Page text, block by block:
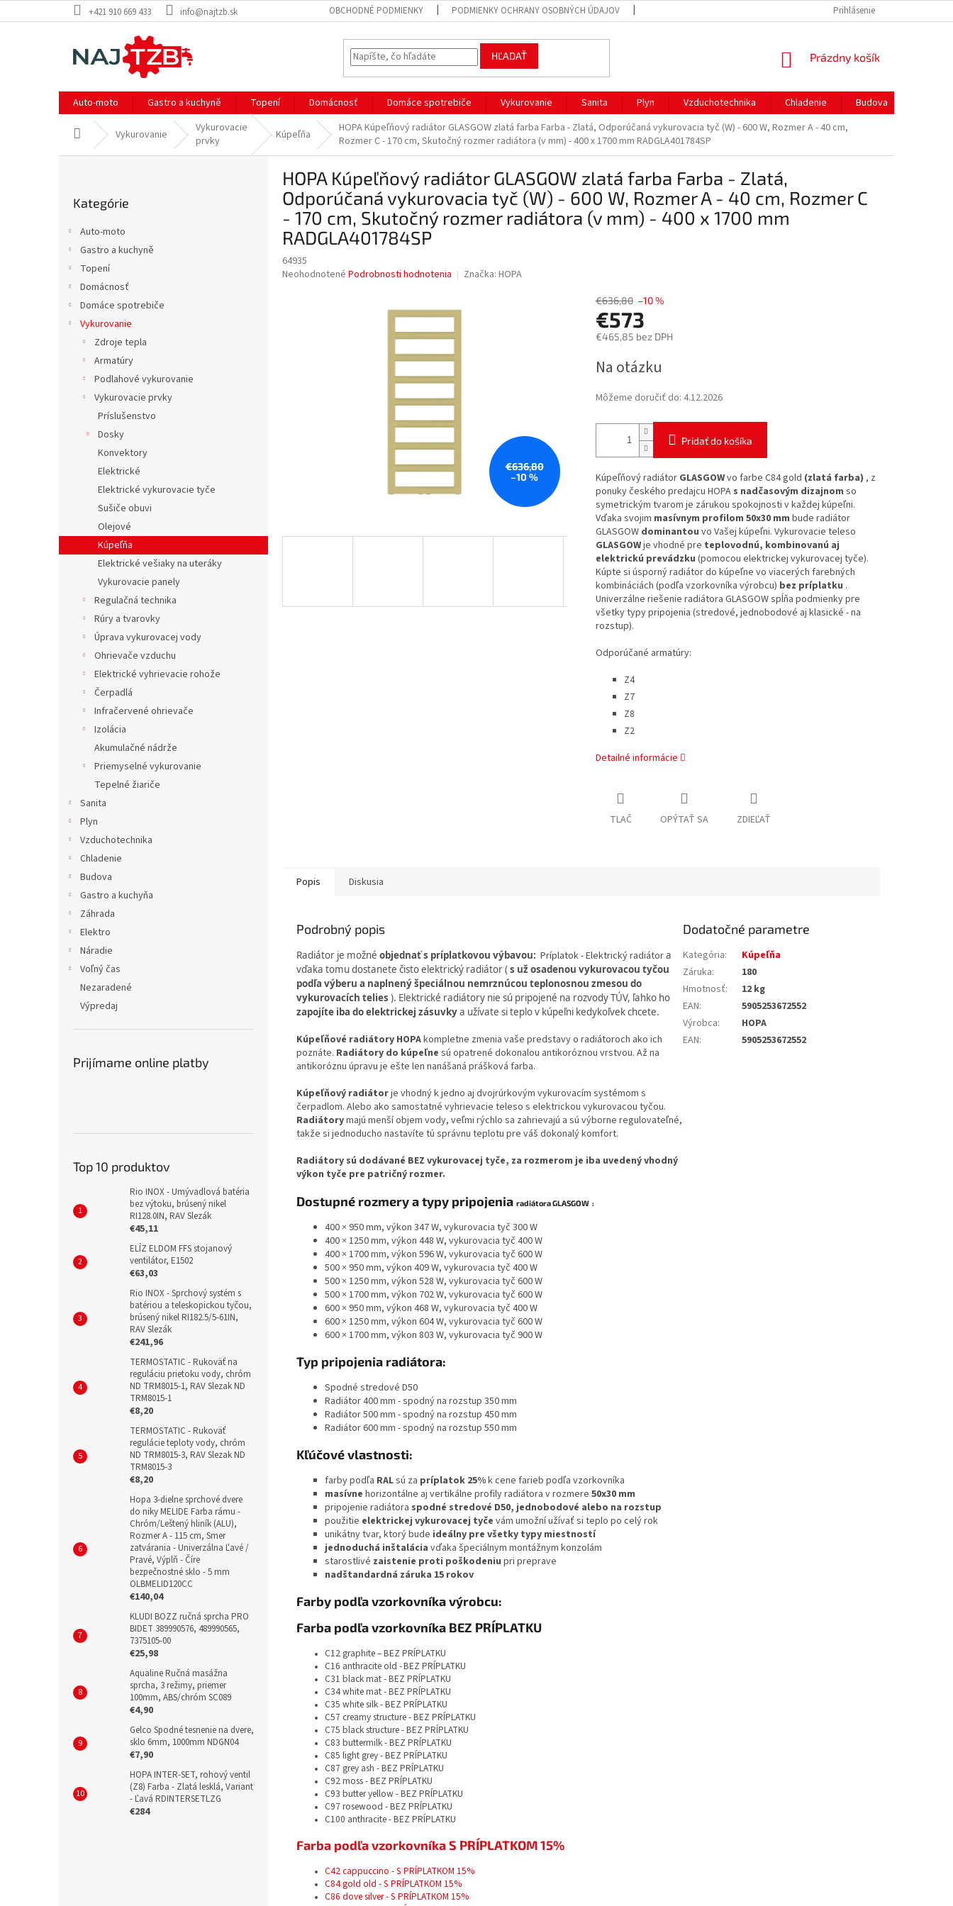
na
+421 910 669 433 info@najtzb.sk OBCHODNÉ PODMIENKY PODMIENKY OCHRANY OSOBNÝCH ÚDAJOV PREPRAVA A PLATBYPrihlásenie
HĽADAŤ
NÁKUPNÝ
Prázdny košík
Auto-moto Gastro a kuchyně Topení Domácnosť Domáce spotrebiče Vykurovanie Sanita Plyn Vzduchotechnika Chladenie Budova
DomovVykurovanie
Vykurovacie
prvky
Kúpeľňa
HOPA Kúpeľňový radiátor GLASGOW zlatá farba Farba - Zlatá, Odporúčaná vykurovacia tyč (W) - 600 W, Rozmer A - 40 cm,
Rozmer C - 170 cm, Skutočný rozmer radiátora (v mm) - 400 x 1700 mm RADGLA401784SP
kategórie
Kategórie
Auto-moto
Gastro a kuchyně
Topení
Domácnosť
Domáce spotrebiče
Vykurovanie
Zdroje tepla
Armatúry
Podlahové vykurovanie
Vykurovacie prvky
Príslušenstvo
Dosky
Konvektory
Elektrické
Elektrické vykurovacie tyče
Sušiče obuvi
Olejové
Kúpeľňa
Elektrické vešiaky na uteráky
Vykurovacie panely
Regulačná technika
Rúry a tvarovky
Úprava vykurovacej vody
Ohrievače vzduchu
Elektrické vyhrievacie rohože
Čerpadlá
Infračervené ohrievače
Izolácia
Akumulačné nádrže
Priemyselné vykurovanie
Tepelné žiariče
Sanita
Plyn
Vzduchotechnika
Chladenie
Budova
Gastro a kuchyňa
Záhrada
Elektro
Náradie
Voľný čas
Nezaradené
Výpredaj
Prijímame online platby
Top 10 produktov
Rio INOX - Umývadlová batéria
bez výtoku, brúsený nikel
RI128.0IN, RAV Slezák
€45,11
ELÍZ ELDOM FFS stojanový
ventilátor, E1502
€63,03
Rio INOX - Sprchový systém s
batériou a teleskopickou tyčou,
brúsený nikel RI182.5/5-61IN,
RAV Slezák
€241,96
TERMOSTATIC - Rukoväť na
reguláciu prietoku vody, chróm
ND TRM8015-1, RAV Slezak ND
TRM8015-1
€8,20
TERMOSTATIC - Rukoväť
regulácie teploty vody, chróm
ND TRM8015-3, RAV Slezak ND
TRM8015-3
€8,20
Hopa 3-dielne sprchové dvere
do niky MELIDE Farba rámu -
Chróm/Leštený hliník (ALU),
Rozmer A - 115 cm, Smer
zatvárania - Univerzálna Ľavé /
Pravé, Výplň - Číre
bezpečnostné sklo - 5 mm
OLBMELID120CC
€140,04
KLUDI BOZZ ručná sprcha PRO
BIDET 389990576, 489990565,
7375105-00
€25,98
Aqualine Ručná masážna
sprcha, 3 režimy, priemer
100mm, ABS/chróm SC089
€4,90
Gelco Spodné tesnenie na dvere,
sklo 6mm, 1000mm NDGN04
€7,90
HOPA INTER-SET, rohový ventil
(Z8) Farba - Zlatá lesklá, Variant
- Ľavá RDINTERSETLZG
€284
HOPA Kúpeľňový radiátor GLASGOW zlatá farba Farba - Zlatá,
Odporúčaná vykurovacia tyč (W) - 600 W, Rozmer A - 40 cm, Rozmer C
- 170 cm, Skutočný rozmer radiátora (v mm) - 400 x 1700 mm
RADGLA401784SP
64935
Priemerné
Neohodnotené Podrobnosti hodnotenia Značka: HOPA
€636,80
–10 %
€636,80 –10 %
€573
€465,85 bez DPH
cena:
Na otázku
Môžeme doručiť do: 4.12.2026
Pridať do košíka
Kúpeľňový radiátor GLASGOWvo farbe C84 gold (zlatá farba) , z
ponuky českého predajcu HOPA s nadčasovým dizajnom so
symetrickým tvarom je zárukou spokojnosti v každej kúpeľni.
Vďaka svojim masívnym profilom 50x30 mm bude radiátor
GLASGOW dominantou vo Vašej kúpeľni. Vykurovacie teleso
GLASGOWje vhodné pre teplovodnú, kombinovanú aj
elektrickú prevádzku (pomocou elektrickej vykurovacej tyče).
Kúpte si úsporný radiátor do kúpeľne vo viacerých farebných
kombináciách (podľa vzorkovníka výrobcu) bez príplatku .
Univerzálne riešenie radiátora GLASGOW spĺňa podmienky pre
všetky typy pripojenia (stredové, jednobodové aj klasické - na
rozstup).
Odporúčané armatúry:
Z4
Z7
Z8
Z2
Detailné informácie
TLAČ OPÝTAŤ SA ZDIEĽAŤ
Popis Diskusia
Podrobný popis
Radiátor je možné objednať s príplatkovou výbavou: Príplatok - Elektrický radiátora
vďaka tomu dostanete čisto elektrický radiátor (s už osadenou vykurovacou tyčou
podľa výberu a naplnený špeciálnou nemrznúcou teplonosnou zmesou do
vykurovacích telies ). Elektrické radiátory nie sú pripojené na rozvody TÚV, ľahko ho
zapojíte iba do elektrickej zásuvkya užívate si teplo v kúpeľni kedykoľvek chcete.
Kúpeľňové radiátory HOPAkompletne zmenia vaše predstavy o radiátoroch ako ich
poznáte. Radiátory do kúpeľne sú opatrené dokonalou antikoróznou vrstvou. Až na
antikoróznu úpravu je ešte len nanášaná prášková farba.
Kúpeľňový radiátorje vhodný k jedno aj dvojrúrkovým vykurovacím systémom s
čerpadlom. Alebo ako samostatné vyhrievacie teleso s elektrickou vykurovacou tyčou.
Radiátorymajú menší objem vody, veľmi rýchlo sa zahrievajú a sú výborne regulovateľné,
takže si jednoducho nastavíte tú správnu teplotu pre váš dokonalý komfort.
Radiátory sú dodávané BEZ vykurovacej tyče, za rozmerom je iba uvedený vhodný
výkon tyče pre patričný rozmer.
Dostupné rozmery a typy pripojenia radiátora GLASGOW :
400 × 950 mm, výkon 347 W, vykurovacia tyč 300 W
400 × 1250 mm, výkon 448 W, vykurovacia tyč 400 W
400 × 1700 mm, výkon 596 W, vykurovacia tyč 600 W
500 × 950 mm, výkon 409 W, vykurovacia tyč 400 W
500 × 1250 mm, výkon 528 W, vykurovacia tyč 600 W
500 × 1700 mm, výkon 702 W, vykurovacia tyč 600 W
600 × 950 mm, výkon 468 W, vykurovacia tyč 400 W
600 × 1250 mm, výkon 604 W, vykurovacia tyč 600 W
600 × 1700 mm, výkon 803 W, vykurovacia tyč 900 W
Typ pripojenia radiátora:
Spodné stredové D50
Radiátor 400 mm - spodný na rozstup 350 mm
Radiátor 500 mm - spodný na rozstup 450 mm
Radiátor 600 mm - spodný na rozstup 550 mm
Kľúčové vlastnosti:
farby podľa RALsú za príplatok 25%k cene farieb podľa vzorkovníka
masívne horizontálne aj vertikálne profily radiátora v rozmere 50x30 mm
pripojenie radiátora spodné stredové D50, jednobodové alebo na rozstup
použitie elektrickej vykurovacej tyče vám umožní užívať si teplo po celý rok
unikátny tvar, ktorý bude ideálny pre všetky typy miestností
jednoduchá inštalácia vďaka špeciálnym montážnym konzolám
starostlivé zaistenie proti poškodeniu pri preprave
nadštandardná záruka 15 rokov
Farby podľa vzorkovníka výrobcu:
Farba podľa vzorkovníka BEZ PRÍPLATKU
C12 graphite – BEZ PRÍPLATKU
C16 anthracite old -BEZ PRÍPLATKU
C31 black mat - BEZ PRÍPLATKU
C34 white mat - BEZ PRÍPLATKU
C35 white silk - BEZ PRÍPLATKU
C57 creamy structure - BEZ PRÍPLATKU
C75 black structure - BEZ PRÍPLATKU
C83 buttermilk - BEZ PRÍPLATKU
C85 light grey - BEZ PRÍPLATKU
C87 grey ash - BEZ PRÍPLATKU
C92 moss - BEZ PRÍPLATKU
C93 butter yellow - BEZ PRÍPLATKU
C97 rosewood - BEZ PRÍPLATKU
C100 anthracite - BEZ PRÍPLATKU
Farba podľa vzorkovníka S PRÍPLATKOM 15%
C42 cappuccino - S PRÍPLATKOM 15%
C84 gold old - S PRÍPLATKOM 15%
C86 dove silver - S PRÍPLATKOM 15%
Dodatočné parametre
Kategória:
Kúpeľňa
Záruka:
180
Hmotnosť:
12 kg
EAN:
5905253672552
Výrobca:
HOPA
EAN: 5905253672552